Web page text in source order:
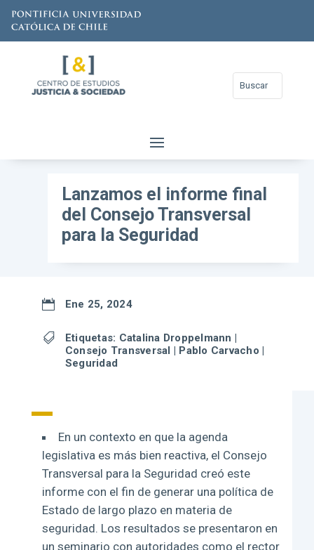
Lanzamos el informe final
del Consejo Transversal
para la Seguridad
 Ene 25, 2024
 Etiquetas: Catalina Droppelmann |
Consejo Transversal | Pablo Carvacho |
Seguridad
En un contexto en que la agenda
legislativa es más bien reactiva, el Consejo
Transversal para la Seguridad creó este
informe con el fin de generar una política de
Estado de largo plazo en materia de
seguridad. Los resultados se presentaron en
un seminario con autoridades como el rector